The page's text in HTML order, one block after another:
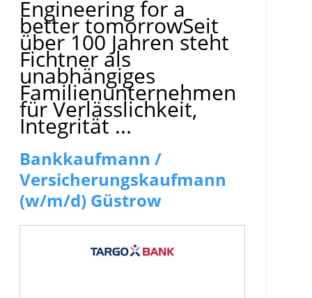
Engineering for a
better tomorrowSeit
über 100 Jahren steht
Fichtner als
unabhängiges
Familienunternehmen
für Verlässlichkeit,
Integrität ...
Bankkaufmann /
Versicherungskaufmann
(w/m/d) Güstrow